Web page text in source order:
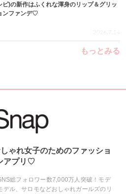
)の新作はふくれな渾身のリップ＆グリッ
ンファンデ♡
2026.7.14
もっとみる
ゃれ女子のためのファッショ
アプリ♡
総フォロワー数7,000万人突破！モデ
デル、サロモなどおしゃれガールズのリ